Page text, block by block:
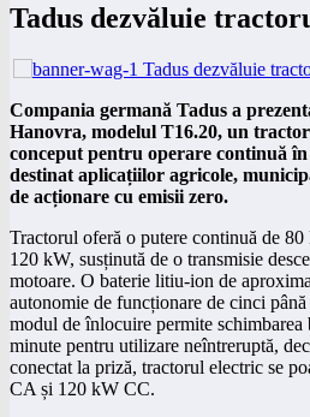
Tadus dezvăluie
Compania germană Tadus a
Hanovra, modelul T16.20, un
conceput pentru operare continuă
destinat aplicațiilor agricole,
de acționare cu emisii zero.
Tractorul oferă o putere continuă de
120 kW, susținută de o transmisie
motoare. O baterie litiu-ion de
autonomie de funcționare de cinci
modul de înlocuire permite
minute pentru utilizare neîntreruptă,
conectat la priză, tractorul electric se
CA și 120 kW CC.